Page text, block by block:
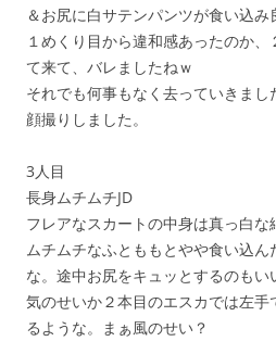
＆お尻に白サテンパンツが食い込み
１めくり目から違和感あったのか
て来て、バレましたねｗ
それでも何事もなく去っていきまし
顔撮りしました。
3人目
長身ムチムチJD
フレアなスカートの中身は真っ白な
ムチムチなふとももとやや食い込
な。途中お尻をキュッとするのもい
気のせいか２本目のエスカでは左
るような。まぁ風のせい？